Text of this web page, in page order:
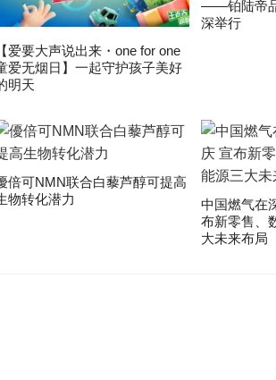
【爱要大声说出来・one for one
爱无烟日】一起守护孩子美好
明天
——铂陆帝
深举行
倍可NMN联合白藜芦醇可提高
物转化潜力
中国燃气在
布新零售、
大未来布局